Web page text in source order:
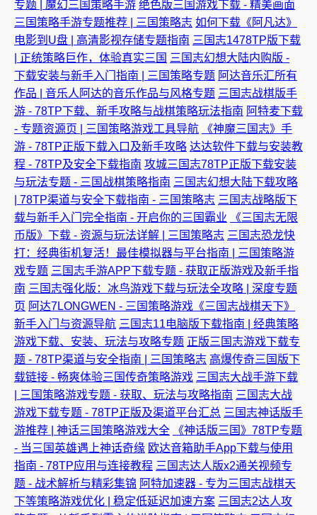
专题 | 魔幻三国策略手游 绝色版三国游戏下载 - 精美画面
三国策略手游专题推荐 | 三国策略志 如何下载《阿凡达》
电影到U盘 | 高清影视存储专题指南 三国志1478TP版下载
| 正统策略巨作，体验真实三国 三国志幻想大陆内购版 -
下载安装与新手入门指南 | 三国策略专题 阿达音乐汇所有
作品 | 音乐人阿达的音乐作品与风格专题 三国志战棋版手
游 - 78TP下载、新手攻略与战棋策略玩法指南 阿特麦下载
- 专题资源页 | 三国策略游戏工具导航
《神魔三国志》手
游 - 78TP正版下载入口及新手攻略 达达软件下载与安装教
程 - 78TP及安全下载指南 攻城三国志78TP正版下载安装
与玩法专题 - 三国战棋策略指南 三国志幻想大陆下载攻略
| 78TP渠道与安全下载指南 - 三国策略志 三国志战略版下
载与新手入门完全指南 - 开启你的三国霸业
《三国志无限
币版》下载 - 资源与玩法详解 | 三国策略志 三国志恐龙快
打：经典街机复活！最佳模拟器与平台指南 | 三国策略游
戏专题 三国志手游APP下载专题 - 获取正版游戏及新手指
南 三国志强化版：冰鸟游戏下载与玩法全攻略 | 深度专题
页 阿达7LONGWEN - 三国策略游戏《三国志战棋天下》
新手入门与资源导航 三国志11电脑版下载指南 | 经典策略
游戏下载、安装、玩法与攻略专题 正版三国志游戏下载专
题 - 78TP渠道与安全指南 | 三国策略志 高爆传奇三国版下
载链接 - 畅爽体验三国传奇策略游戏 三国志大战手游下载
| 三国策略游戏专题 - 获取、玩法与攻略指南 三国志大战
游戏下载专题 - 78TP正版及渠道平台汇总 三国志神话版手
游推荐 | 神话三国策略游戏大全
《神话版三国》78TP专题
- 当三国英雄遇上神话奇缘 欧达音箱助手App下载与使用
指南 - 78TP应用与连接教程 三国志达人版x2通关视频专
题 - 战术解析与精彩集锦 阿特加速器 - 专为三国志战棋天
下等策略游戏优化 | 稳定低延迟加速方案 三国志2达人攻